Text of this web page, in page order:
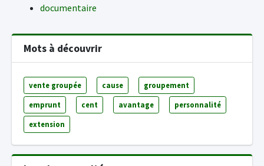
documentaire
Mots à découvrir
vente groupée cause groupement
emprunt cent avantage personnalité
extension